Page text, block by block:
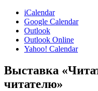
iCalendar
Google Calendar
Outlook
Outlook Online
Yahoo! Calendar
Выставка
читателю»